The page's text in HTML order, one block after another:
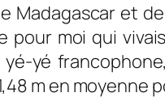
Madagascar et
pour moi qui
yé
m en